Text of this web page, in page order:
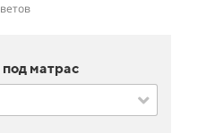
матрас